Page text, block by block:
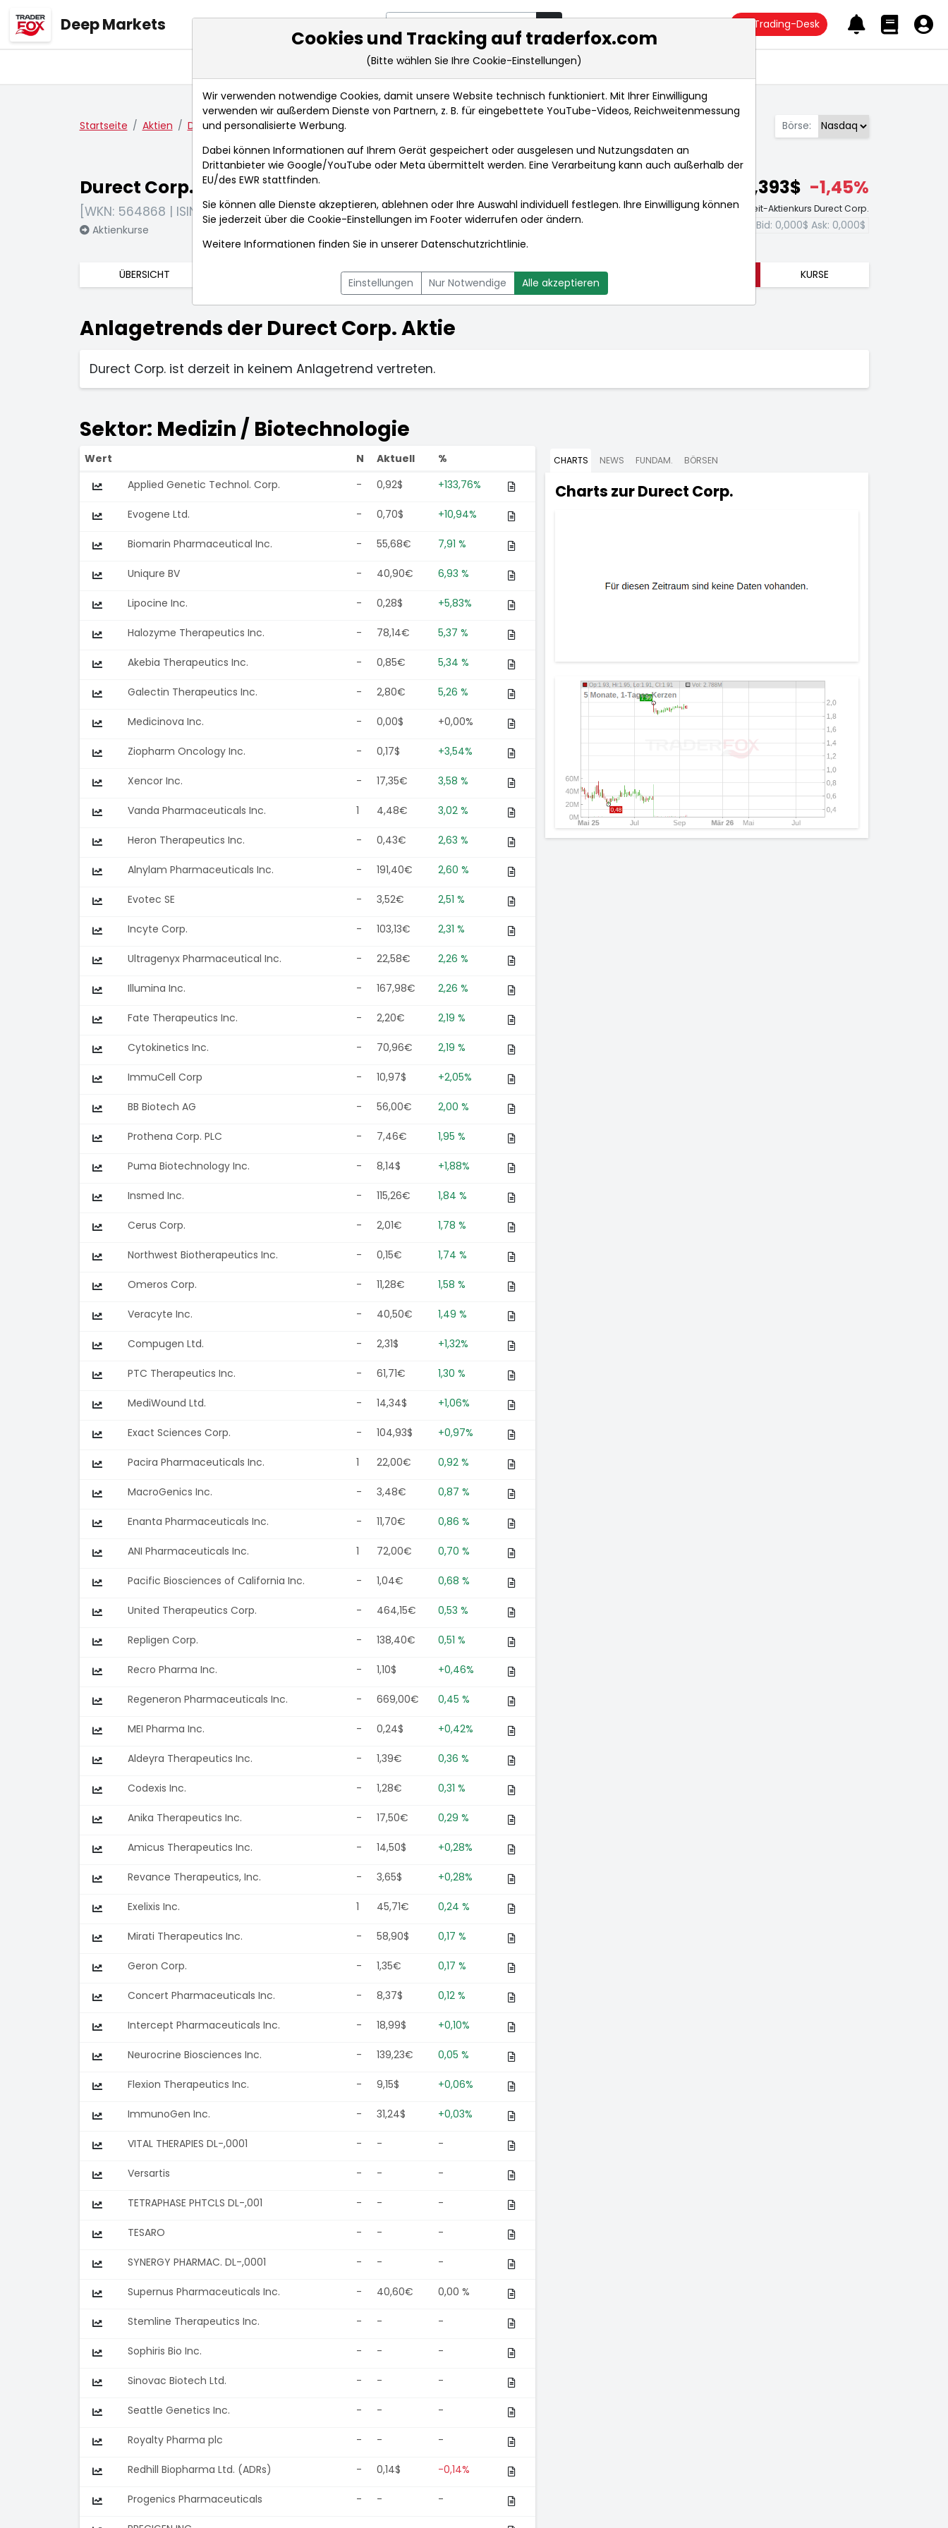
Deep Markets Trading-Desk
Markt-Analysen Market Tools Realtimekurse Nachrichten
Startseite Aktien Durect Corp. Anlagetrends Börse:
Durect Corp.
[WKN: 564868 | ISIN: US2666051048]
Aktienkurse
0,393$ -1,45%
Echtzeit-Aktienkurs Durect Corp.
Bid: 0,000$ Ask: 0,000$
ÜBERSICHT NACHRICHTEN CHARTTOOL KURSE
Anlagetrends der Durect Corp. Aktie
Durect Corp. ist derzeit in keinem Anlagetrend vertreten.
Sektor: Medizin / Biotechnologie
Wert N Aktuell
%
Applied Genetic Technol. Corp.
- 0,92$ +133,76%
Evogene Ltd. - 0,70$ +10,94%
Biomarin Pharmaceutical Inc. - 55,68€ 7,91 %
Uniqure BV - 40,90€ 6,93 %
Lipocine Inc. - 0,28$ +5,83%
Halozyme Therapeutics Inc. - 78,14€ 5,37 %
Akebia Therapeutics Inc. - 0,85€ 5,34 %
Galectin Therapeutics Inc. - 2,80€ 5,26 %
Medicinova Inc. - 0,00$ +0,00%
Ziopharm Oncology Inc. - 0,17$ +3,54%
Xencor Inc. - 17,35€ 3,58 %
Vanda Pharmaceuticals Inc. 1 4,48€ 3,02 %
Heron Therapeutics Inc. - 0,43€ 2,63 %
Alnylam Pharmaceuticals Inc. - 191,40€ 2,60 %
Evotec SE - 3,52€ 2,51 %
Incyte Corp. - 103,13€ 2,31 %
Ultragenyx Pharmaceutical Inc. - 22,58€ 2,26 %
Illumina Inc. - 167,98€ 2,26 %
Fate Therapeutics Inc. - 2,20€ 2,19 %
Cytokinetics Inc. - 70,96€ 2,19 %
ImmuCell Corp - 10,97$ +2,05%
BB Biotech AG - 56,00€ 2,00 %
Prothena Corp. PLC - 7,46€ 1,95 %
Puma Biotechnology Inc. - 8,14$ +1,88%
Insmed Inc. - 115,26€ 1,84 %
Cerus Corp. - 2,01€ 1,78 %
Northwest Biotherapeutics Inc. - 0,15€ 1,74 %
Omeros Corp. - 11,28€ 1,58 %
Veracyte Inc. - 40,50€ 1,49 %
Compugen Ltd. - 2,31$ +1,32%
PTC Therapeutics Inc. - 61,71€ 1,30 %
MediWound Ltd. - 14,34$ +1,06%
Exact Sciences Corp. - 104,93$ +0,97%
Pacira Pharmaceuticals Inc. 1 22,00€ 0,92 %
MacroGenics Inc. - 3,48€ 0,87 %
Enanta Pharmaceuticals Inc. - 11,70€ 0,86 %
ANI Pharmaceuticals Inc. 1 72,00€ 0,70 %
Pacific Biosciences of California Inc. - 1,04€ 0,68 %
United Therapeutics Corp. - 464,15€ 0,53 %
Repligen Corp. - 138,40€ 0,51 %
Recro Pharma Inc. - 1,10$ +0,46%
Regeneron Pharmaceuticals Inc. - 669,00€ 0,45 %
MEI Pharma Inc. - 0,24$ +0,42%
Aldeyra Therapeutics Inc. - 1,39€ 0,36 %
Codexis Inc. - 1,28€ 0,31 %
Anika Therapeutics Inc. - 17,50€ 0,29 %
Amicus Therapeutics Inc. - 14,50$ +0,28%
Revance Therapeutics, Inc. - 3,65$ +0,28%
Exelixis Inc. 1 45,71€ 0,24 %
Mirati Therapeutics Inc. - 58,90$ 0,17 %
Geron Corp. - 1,35€ 0,17 %
Concert Pharmaceuticals Inc. - 8,37$ 0,12 %
Intercept Pharmaceuticals Inc. - 18,99$ +0,10%
Neurocrine Biosciences Inc. - 139,23€ 0,05 %
Flexion Therapeutics Inc. - 9,15$ +0,06%
ImmunoGen Inc. - 31,24$ +0,03%
VITAL THERAPIES DL-,0001 - - -
Versartis - - -
TETRAPHASE PHTCLS DL-,001 - - -
TESARO - - -
SYNERGY PHARMAC. DL-,0001 - - -
Supernus Pharmaceuticals Inc. - 40,60€ 0,00 %
Stemline Therapeutics Inc. - - -
Sophiris Bio Inc. - - -
Sinovac Biotech Ltd. - - -
Seattle Genetics Inc. - - -
Royalty Pharma plc - - -
Redhill Biopharma Ltd. (ADRs) - 0,14$ -0,14%
Progenics Pharmaceuticals - - -
CHARTS NEWS FUNDAM. BÖRSEN
Charts zurDurect Corp.
Cookies und Tracking auf traderfox.com
(Bitte wählen Sie Ihre Cookie-Einstellungen)
Wir verwenden notwendige Cookies, damit unsere Website technisch funktioniert. Mit Ihrer Einwilligung
verwenden wir außerdem Dienste von Partnern, z. B. für eingebettete YouTube-Videos, Reichweitenmessung
und personalisierte Werbung.
Dabei können Informationen auf Ihrem Gerät gespeichert oder ausgelesen und Nutzungsdaten an
Drittanbieter wie Google/YouTube oder Meta übermittelt werden. Eine Verarbeitung kann auch außerhalb der
EU/des EWR stattfinden.
Sie können alle Dienste akzeptieren, ablehnen oder Ihre Auswahl individuell festlegen. Ihre Einwilligung können
Sie jederzeit über die Cookie-Einstellungen im Footer widerrufen oder ändern.
Weitere Informationen finden Sie in unserer Datenschutzrichtlinie.
Einstellungen Nur Notwendige Alle akzeptieren